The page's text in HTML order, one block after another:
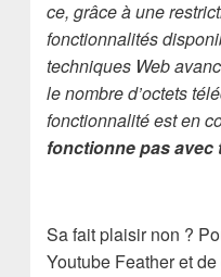
ce, grâce à une
fonctionnalités
techniques Web
le nombre d’octets
fonctionnalité est en
fonctionne pas avec
Sa fait plaisir non ?
Youtube Feather et